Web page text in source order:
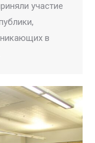
участие
в